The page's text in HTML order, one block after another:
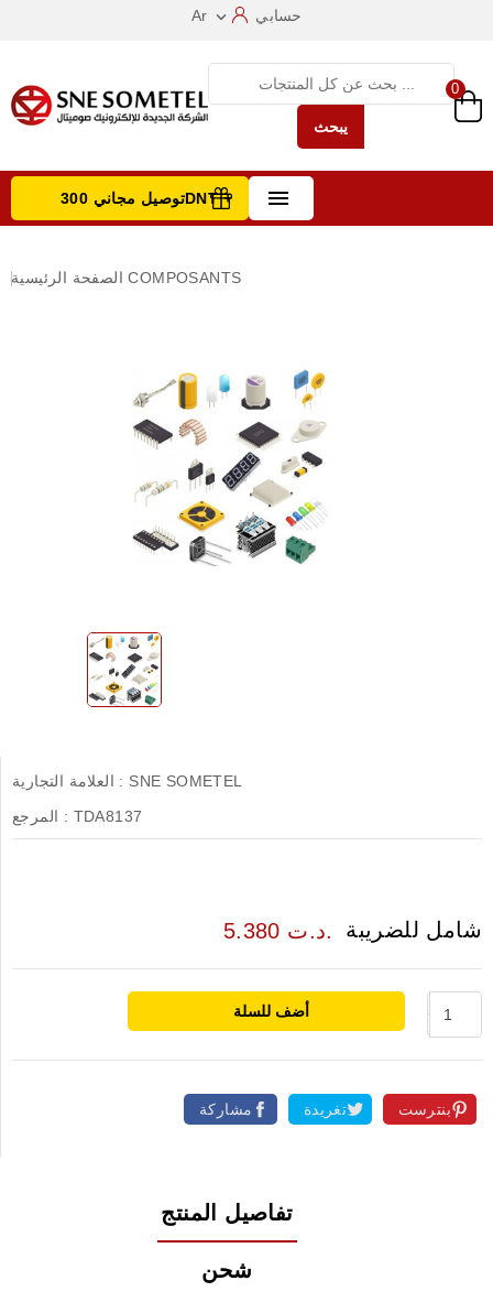
Ar  حسابي
يبحث
0
 توصيل مجاني 300DNT +
الصفحة الرئيسية COMPOSANTS
العلامة التجارية : SNE SOMETEL
المرجع : TDA8137
5.380 د.ت. شامل للضريبة
أضف للسلة
مشاركة تغريدة بنترست
تفاصيل المنتج
شحن